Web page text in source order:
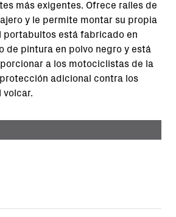
más exigentes. Ofrece raíles de
y le permite montar su propia
portabultos está fabricado en
de pintura en polvo negro y está
a los motociclistas de la
protección adicional contra los
volcar.